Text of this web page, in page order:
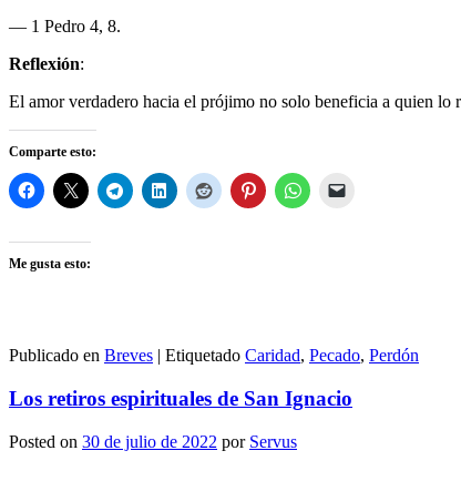
— 1 Pedro 4, 8.
Reflexión:
El amor verdadero hacia el prójimo no solo beneficia a quien lo
Comparte esto:
Me gusta esto:
Publicado en Breves | Etiquetado Caridad, Pecado, Perdón
Los retiros espirituales de San Ignacio
Posted on 30 de julio de 2022 por Servus